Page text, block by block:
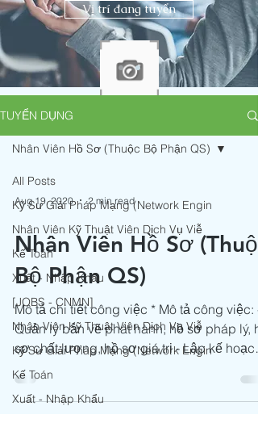
Vị trí đang tuyển
Mẫu thông tin ứng viên - Application.xlsx
TUYỂN DỤNG
All Posts
Kỹ Sư Giải Pháp Mạng (Network Engin
Nhân Viên Kỹ Thuật Viên Dịch Vụ Viễ
Kế Toán
Xuất - Nhập Khẩu
[JOBS - CNMN]
Nhân Viên Kỹ Thuật Viên Dịch Vụ Viễ
Kỹ Sư Giải Pháp Mạng (Network Engin
Kế Toán
Xuất - Nhập Khẩu
Nhân Viên Hồ Sơ (Thuộc Bộ Phận QS)
Aug 19, 2020 2 min read
Nhân Viên Hồ Sơ (Thuộc
Bộ Phận QS)
Mô tả chi tiết công việc * Mô tả công việc: -
Quản lý bản vẽ phát hành, hồ sơ pháp lý,
sơ chất lượng, hồ sơ giá trị - Lập kế hoạch
và...